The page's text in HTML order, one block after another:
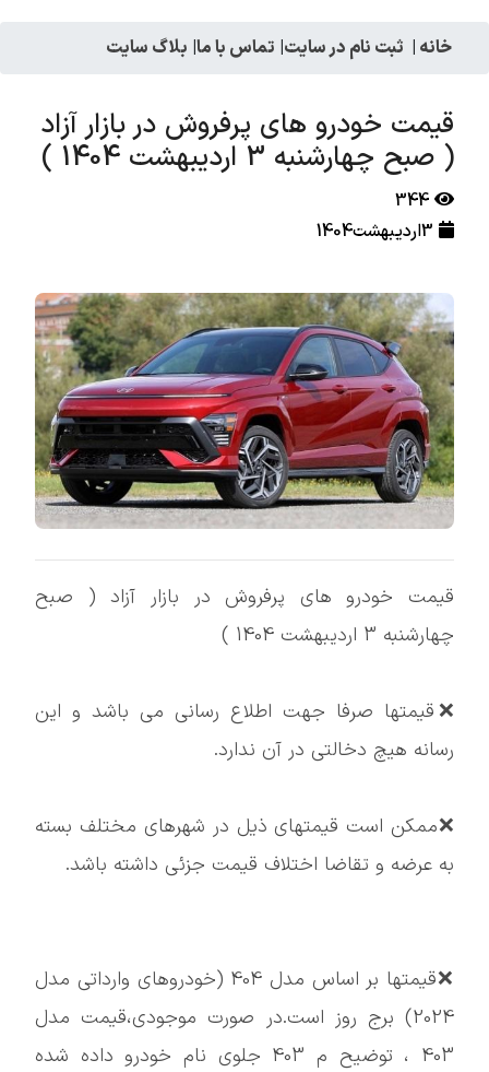
خانه | ثبت نام در سایت| تماس با ما| بلاگ سایت
قیمت خودرو های پرفروش در بازار آزاد
( صبح چهارشنبه 3 اردیبهشت 1404 )
344
3اردیبهشت1404
قیمت خودرو های پرفروش در بازار آزاد ( صبح
چهارشنبه 3 اردیبهشت 1404 )
❌قیمتها صرفا جهت اطلاع رسانی می باشد و این
رسانه هیچ دخالتی در آن ندارد.
❌ممکن است قيمتهای ذیل در شهرهای مختلف بسته
به عرضه و تقاضا اختلاف قیمت جزئی داشته باشد.
❌قیمتها بر اساس مدل 404 (خودروهای وارداتی مدل
2024) برج روز است.در صورت موجودی،قیمت مدل
403 ، توضیح م 403 جلوی نام خودرو داده شده